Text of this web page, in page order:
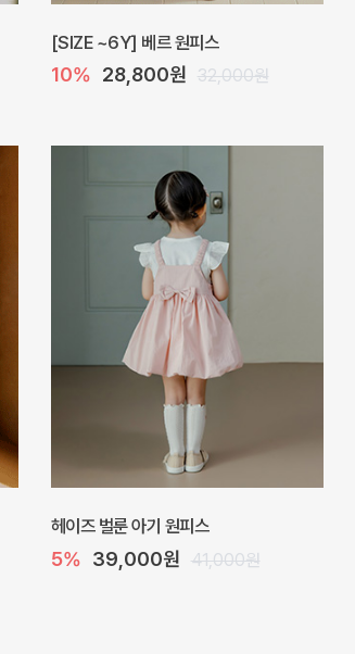
해피 베베 요루 썸머 바디수트
10% 28,800원 32,000원
해피 베베 요루 썸머 점프수트
10% 26,100원 29,000원